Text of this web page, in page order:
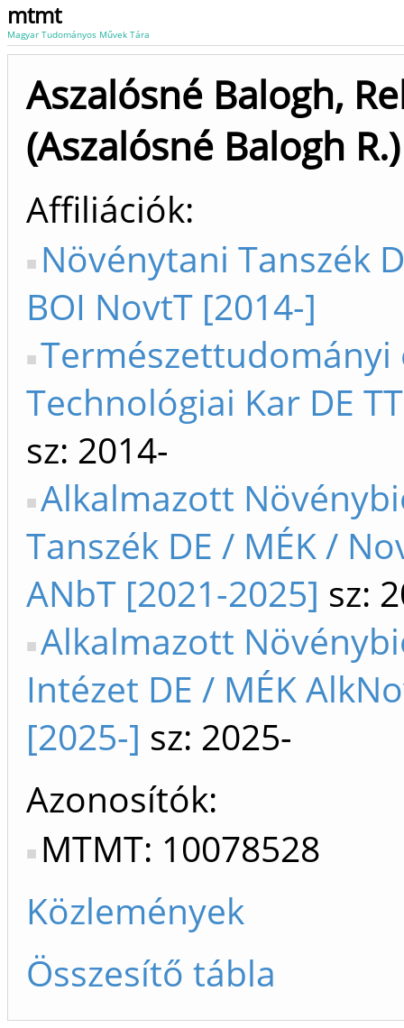
mtmt
Magyar Tudományos Művek Tára
Aszalósné Balogh,
(Aszalósné Balogh R.)
Affiliációk
Növénytani Tanszék
BOI NovtT [2014-]
Természettudományi
Technológiai Kar DE
sz: 2014-
Alkalmazott
Tanszék DE / MÉK /
ANbT [2021-2025] sz:
Alkalmazott
Intézet DE / MÉK
[2025-] sz: 2025-
Azonosítók
MTMT: 10078528
Közlemények
Összesítő tábla